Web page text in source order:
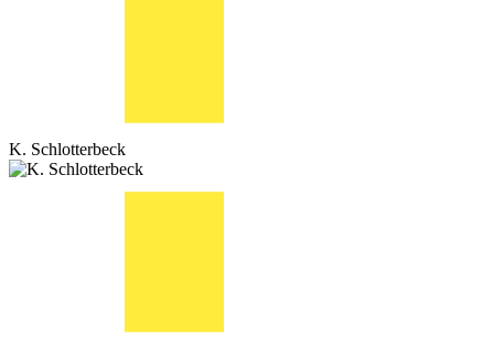
K. Schlotterbeck